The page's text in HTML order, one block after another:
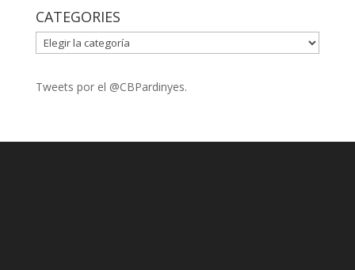
CATEGORIES
CATEGORIES
Tweets por el @CBPardinyes.